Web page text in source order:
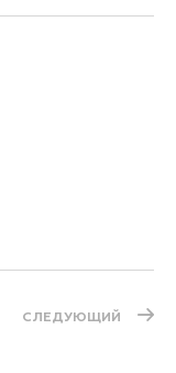
СЛЕДУЮЩИЙ